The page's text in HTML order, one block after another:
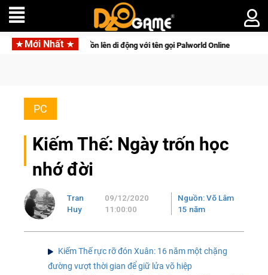
Mới Nhất
tồn lên di động với tên gọi Palworld Online Gia Nhập
PC
Kiếm Thế: Ngày trốn học
nhớ đời
Tran
Huy
09/12/2020
11:00:00
Nguồn: Võ Lâm
15 năm
Kiếm Thế rực rỡ đón Xuân: 16 năm một chặng
đường vượt thời gian để giữ lửa võ hiệp